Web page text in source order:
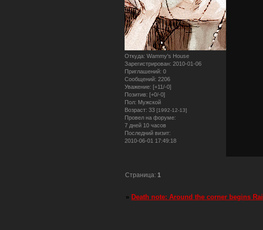
Откуда: Wammy's House
Зарегистрирован: 2010-01-06
Приглашений: 0
Сообщений: 2206
Уважение: [+11/-0]
Позитив: [+0/-0]
Пол: Мужской
Возраст: 33 [1992-12-13]
Провел на форуме:
7 дней 10 часов
Последний визит:
2010-06-01 17:49:18
Страница:1
» Death note: Around the corner begins Rai